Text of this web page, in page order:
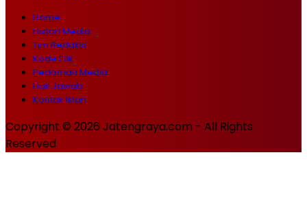
Home
Histori Media
Tim Redaksi
Kode Etik
Pedoman Media
Hak Jawab
Kontak Iklan
Copyright © 2026 Jatengraya.com - All Rights
Reserved